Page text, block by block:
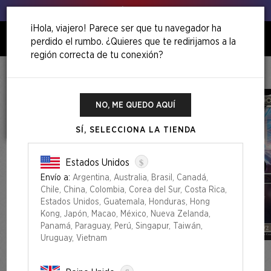
0
¡Hola, viajero! Parece ser que tu navegador ha
perdido el rumbo. ¿Quieres que te redirijamos a la
región correcta de tu conexión?
NO, ME QUEDO AQUÍ
SÍ, SELECCIONA LA TIENDA
Estados Unidos $
Envío a: Argentina, Australia, Brasil, Canadá,
Chile, China, Colombia, Corea del Sur, Costa Rica,
Estados Unidos, Guatemala, Honduras, Hong
Kong, Japón, Macao, México, Nueva Zelanda,
Panamá, Paraguay, Perú, Singapur, Taiwán,
Uruguay, Vietnam